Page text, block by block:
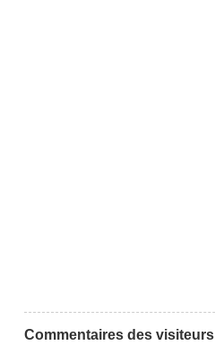
Commentaires des visiteurs